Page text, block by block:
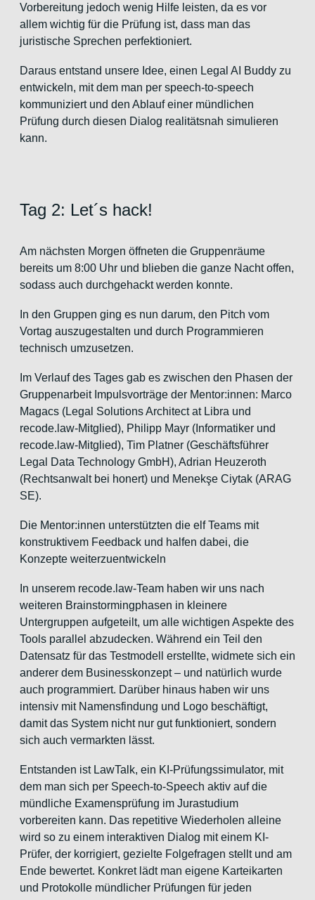
Vorbereitung jedoch wenig Hilfe leisten, da es vor
allem wichtig für die Prüfung ist, dass man das
juristische Sprechen perfektioniert.
Daraus entstand unsere Idee, einen Legal AI Buddy zu
entwickeln, mit dem man per speech-to-speech
kommuniziert und den Ablauf einer mündlichen
Prüfung durch diesen Dialog realitätsnah simulieren
kann.
Tag 2: Let´s hack!
Am nächsten Morgen öffneten die Gruppenräume
bereits um 8:00 Uhr und blieben die ganze Nacht offen,
sodass auch durchgehackt werden konnte.
In den Gruppen ging es nun darum, den Pitch vom
Vortag auszugestalten und durch Programmieren
technisch umzusetzen.
Im Verlauf des Tages gab es zwischen den Phasen der
Gruppenarbeit Impulsvorträge der Mentor:innen: Marco
Magacs (Legal Solutions Architect at Libra und
recode.law-Mitglied), Philipp Mayr (Informatiker und
recode.law-Mitglied), Tim Platner (Geschäftsführer
Legal Data Technology GmbH), Adrian Heuzeroth
(Rechtsanwalt bei honert) und Menekşe Ciytak (ARAG
SE).
Die Mentor:innen unterstützten die elf Teams mit
konstruktivem Feedback und halfen dabei, die
Konzepte weiterzuentwickeln
In unserem recode.law-Team haben wir uns nach
weiteren Brainstormingphasen in kleinere
Untergruppen aufgeteilt, um alle wichtigen Aspekte des
Tools parallel abzudecken. Während ein Teil den
Datensatz für das Testmodell erstellte, widmete sich ein
anderer dem Businesskonzept – und natürlich wurde
auch programmiert. Darüber hinaus haben wir uns
intensiv mit Namensfindung und Logo beschäftigt,
damit das System nicht nur gut funktioniert, sondern
sich auch vermarkten lässt.
Entstanden ist LawTalk, ein KI-Prüfungssimulator, mit
dem man sich per Speech-to-Speech aktiv auf die
mündliche Examensprüfung im Jurastudium
vorbereiten kann. Das repetitive Wiederholen alleine
wird so zu einem interaktiven Dialog mit einem KI-
Prüfer, der korrigiert, gezielte Folgefragen stellt und am
Ende bewertet. Konkret lädt man eigene Karteikarten
und Protokolle mündlicher Prüfungen für jeden